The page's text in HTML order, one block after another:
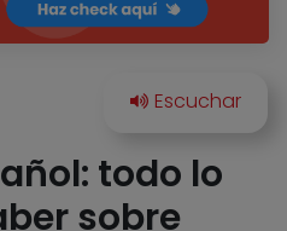
todo lo
sobre